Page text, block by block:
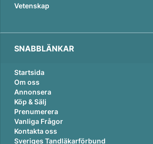
Vetenskap
SNABBLÄNKAR
Startsida
Om oss
Annonsera
Köp & Sälj
Prenumerera
Vanliga Frågor
Kontakta oss
Sveriges Tandläkarförbund